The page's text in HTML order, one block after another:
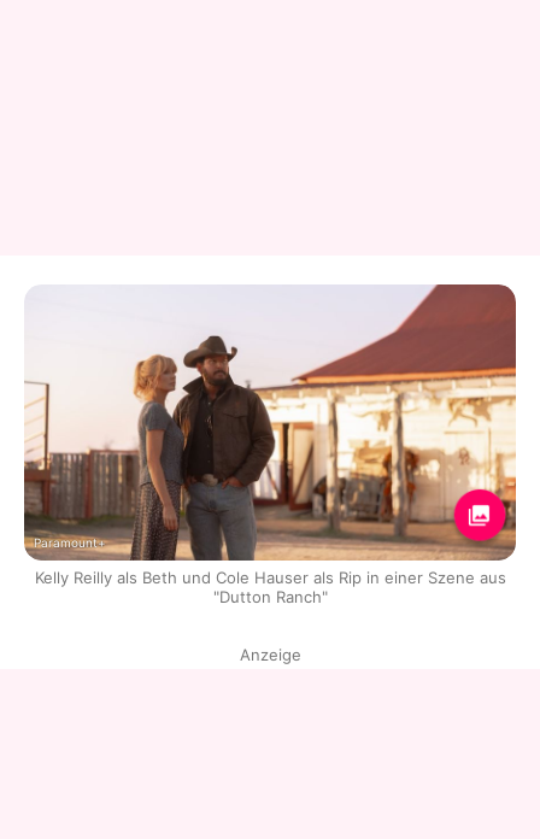
Paramount+
Kelly Reilly als Beth und Cole Hauser als Rip in einer Szene aus
"Dutton Ranch"
Anzeige